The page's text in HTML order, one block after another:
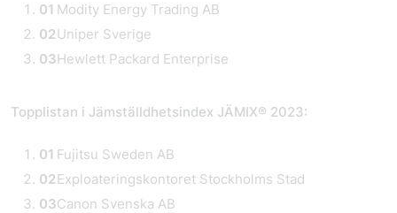
Modity Energy Trading AB
Uniper Sverige
Hewlett Packard Enterprise
Topplistan i Jämställdhetsindex JÄMIX® 2023:
Fujitsu Sweden AB
Exploateringskontoret Stockholms Stad
Canon Svenska AB